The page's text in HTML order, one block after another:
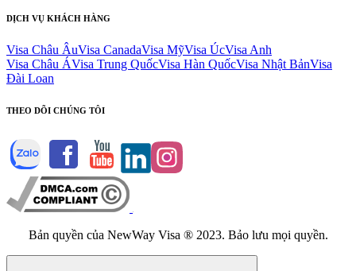
DỊCH VỤ KHÁCH HÀNG
Visa Châu ÂuVisa CanadaVisa MỹVisa ÚcVisa Anh
Visa Châu ÁVisa Trung QuốcVisa Hàn QuốcVisa Nhật BảnVisa
Đài Loan
THEO DÕI CHÚNG TÔI
Bản quyền của NewWay Visa ® 2023. Bảo lưu mọi quyền.